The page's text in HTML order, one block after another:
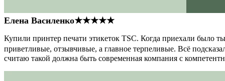
Елена Василенко★★★★★
Купили принтер печати этикеток TSC. Когда приехали было
приветливые, отзывчивые, а главное терпеливые. Всё
считаю такой должна быть современная компания с